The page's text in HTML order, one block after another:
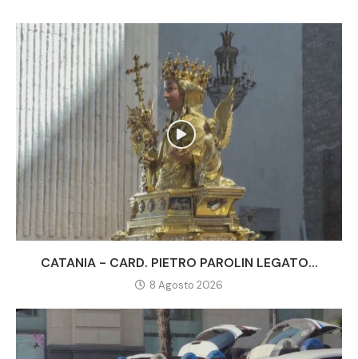
CATANIA - CARD. PIETRO PAROLIN LEGATO...
8 Agosto 2026